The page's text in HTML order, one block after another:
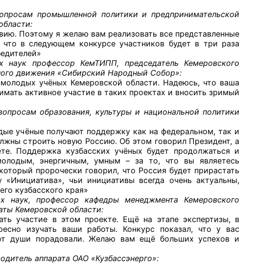
условий
промышленной политики и предпринимательской
Поэтому я желаю вам реализовать все представленные
в следующем конкурсе участников будет в три раза
наук профессор КемТИПП, председатель Кемеровского
движения «Сибирский Народный Собор»:
учёных Кемеровской области. Надеюсь, что ваша
активное участие в таких проектах и вносить зримый
образования, культуры и национальной политики
учёные получают поддержку как на федеральном, так и
строить новую Россию. Об этом говорил Президент, а
Поддержка кузбасских учёных будет продолжаться и
энергичным, умным – за то, что вы являетесь
пророчески говорил, что Россия будет прирастать
чьи инициативы всегда очень актуальны,
кузбасского края»
наук, профессор кафедры менеджмента Кемеровского
Кемеровской области:
участие в этом проекте. Ещё на этапе экспертизы, в
изучать ваши работы. Конкурс показал, что у вас
души порадовали. Желаю вам ещё больших успехов и
аппарата ОАО «Кузбассэнерго»: